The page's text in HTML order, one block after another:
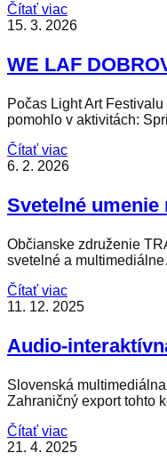
Čítať viac
15. 3. 2026
WE LAF
Počas Light Art
pomohlo v aktivitách:
Čítať viac
6. 2. 2026
Svetelné
Občianske združenie
svetelné a
Čítať viac
11. 12. 2025
Audio-
Slovenská
Zahraničný export tohto
Čítať viac
21. 4. 2025